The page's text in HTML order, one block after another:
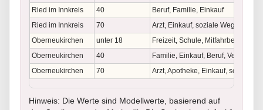
Ried im Innkreis
40
Beruf, Familie, Einkauf
Ried im Innkreis
70
Arzt, Einkauf, soziale Wege
Oberneukirchen
unter 18
Freizeit, Schule, Mitfahrbedarf
Oberneukirchen
40
Familie, Einkauf, Beruf,
Oberneukirchen
70 Arzt, Apotheke, Einkauf, soziale
Hinweis: Die Werte sind Modellwerte, basierend auf